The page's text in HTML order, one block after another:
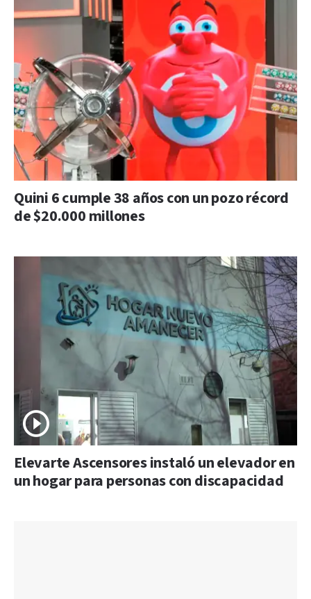
Quini 6 cumple 38 años con un pozo récord
de $20.000 millones
Elevarte Ascensores instaló un elevador en
un hogar para personas con discapacidad